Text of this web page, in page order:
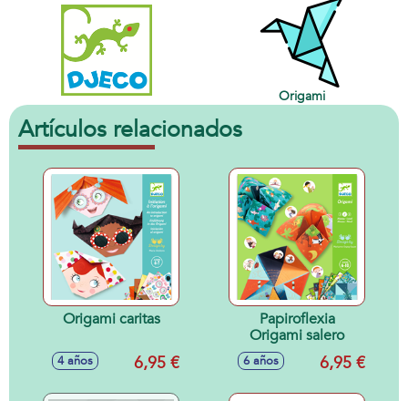
Origami
Artículos relacionados
Origami caritas
4 años 6,95 €
Papiroflexia
Origami salero
6 años 6,95 €